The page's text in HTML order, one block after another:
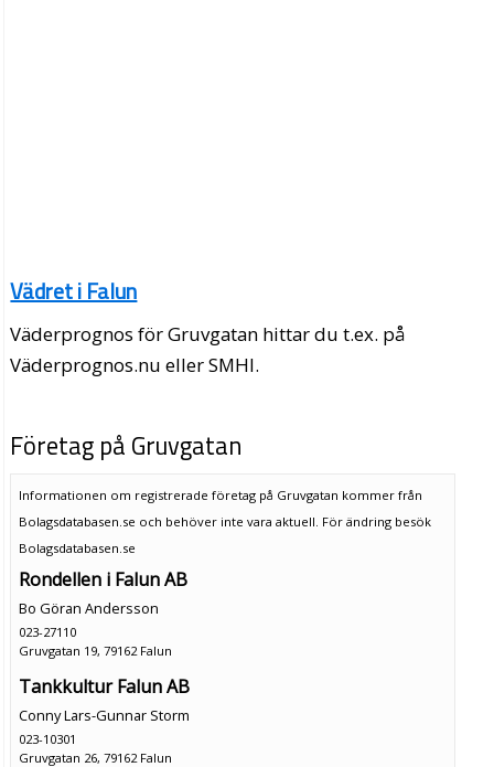
Vädret i Falun
Väderprognos för Gruvgatan hittar du t.ex. på
Väderprognos.nu eller SMHI.
Företag på Gruvgatan
Informationen om registrerade företag på Gruvgatan kommer från
Bolagsdatabasen.se och behöver inte vara aktuell. För ändring besök
Bolagsdatabasen.se
Rondellen i Falun AB
Bo Göran Andersson
023-27110
Gruvgatan 19, 79162 Falun
Tankkultur Falun AB
Conny Lars-Gunnar Storm
023-10301
Gruvgatan 26, 79162 Falun